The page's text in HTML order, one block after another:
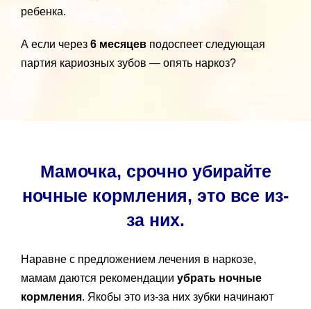
ребенка.
А если через 6 месяцевподоспеет следующая
партия кариозных зубов — опять наркоз?
Мамочка, срочно убирайте
ночные кормления, это все из-
за них.
Наравне с предложением лечения в наркозе,
мамам даются рекомендации убрать ночные
кормления. Якобы это из-за них зубки начинают